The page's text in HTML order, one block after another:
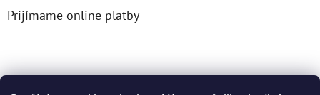
Prijímame online platby